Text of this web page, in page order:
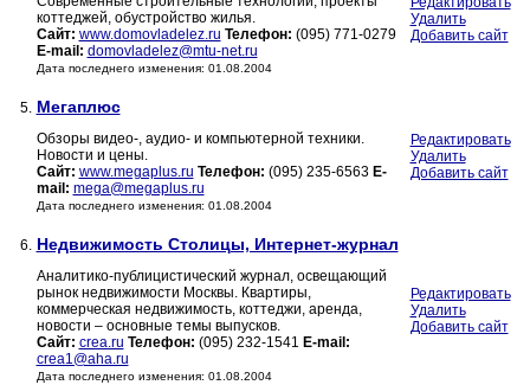
коттеджей, обустройство жилья.
Сайт: www.domovladelez.ru Телефон: (095) 771-0279
E-mail: domovladelez@mtu-net.ru
Дата последнего изменения: 01.08.2004
Удалить
Добавить сайт
5. Мегаплюс
Обзоры видео-, аудио- и компьютерной техники.
Новости и цены.
Сайт: www.megaplus.ru Телефон: (095) 235-6563 E-
mail: mega@megaplus.ru
Дата последнего изменения: 01.08.2004
Редактировать
Удалить
Добавить сайт
6. Недвижимость Столицы, Интернет-журнал
Аналитико-публицистический журнал, освещающий
рынок недвижимости Москвы. Квартиры,
коммерческая недвижимость, коттеджи, аренда,
новости – основные темы выпусков.
Сайт: crea.ru Телефон: (095) 232-1541 E-mail:
crea1@aha.ru
Дата последнего изменения: 01.08.2004
Редактировать
Удалить
Добавить сайт